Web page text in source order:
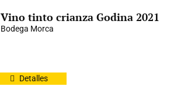
Vino tinto crianza Godina 2021
Bodega Morca
Detalles